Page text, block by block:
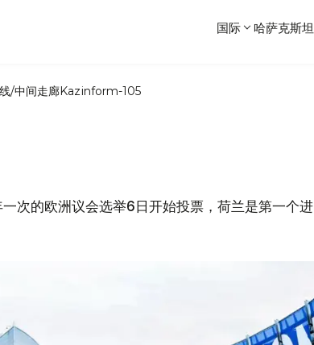
国际 哈萨克斯坦
/中间走廊Kazinform-105
次的欧洲议会选举6日开始投票，荷兰是第一个进